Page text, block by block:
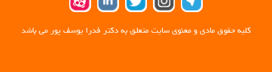
کلیه حقوق مادی و معنوی سایت متعلق به دکتر فدرا یوسف پور می باشد